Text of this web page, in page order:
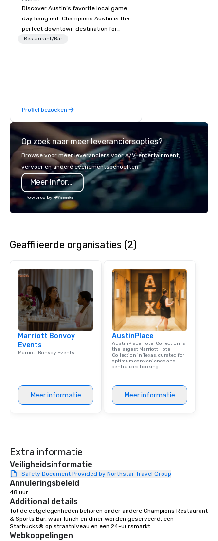
Discover Austin’s favorite local game
day hang out. Champions Austin is the
perfect downtown destination for
local craft beers and elevated, all-
Restaurant/Bar
Profiel bezoeken
Op zoek naar meer leveranciersopties?
Browse voor meer leveranciers voor A/V, entertainment,
vervoer en andere evenementsbehoeften.
Meer informatie
Powered by
Geaffilieerde organisaties (2)
Marriott Bonvoy
Events
Marriott Bonvoy Events
Meer informatie
AustinPlace
AustinPlace Hotel Collection is
the largest Marriott Hotel
Collection in Texas, curated for
optimum convenience and
centralized booking.
Meer informatie
Extra informatie
Veiligheidsinformatie
Safety Document Provided by Northstar Travel Group
Annuleringsbeleid
48 uur
Additional details
Tot de eetgelegenheden behoren onder andere Champions Restaurant
& Sports Bar, waar lunch en diner worden geserveerd, een
Starbucks® op straatniveau en een 24-uursmarkt.
Webkoppelingen